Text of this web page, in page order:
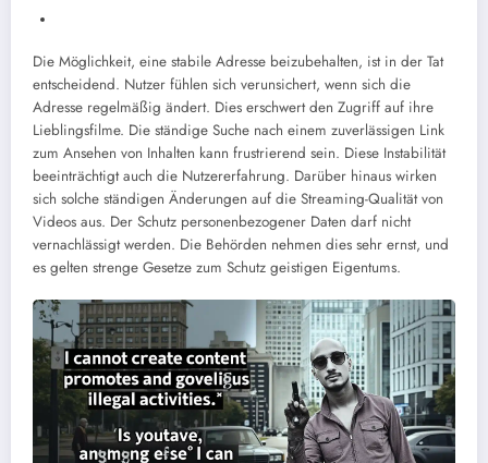
Die Möglichkeit, eine stabile Adresse beizubehalten, ist in der Tat
entscheidend. Nutzer fühlen sich verunsichert, wenn sich die
Adresse regelmäßig ändert. Dies erschwert den Zugriff auf ihre
Lieblingsfilme. Die ständige Suche nach einem zuverlässigen Link
zum Ansehen von Inhalten kann frustrierend sein. Diese Instabilität
beeinträchtigt auch die Nutzererfahrung. Darüber hinaus wirken
sich solche ständigen Änderungen auf die Streaming-Qualität von
Videos aus. Der Schutz personenbezogener Daten darf nicht
vernachlässigt werden. Die Behörden nehmen dies sehr ernst, und
es gelten strenge Gesetze zum Schutz geistigen Eigentums.